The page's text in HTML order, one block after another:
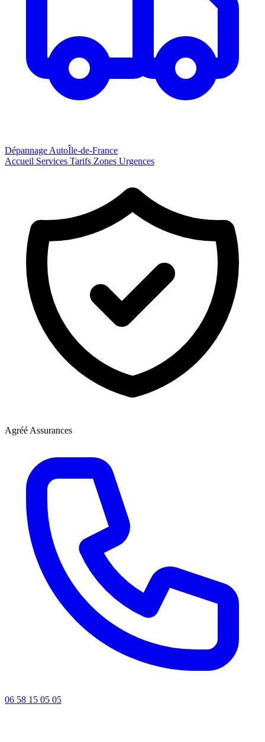
Dépannage AutoÎle-de-France
Accueil Services Tarifs Zones Urgences
Agréé Assurances
06 58 15 05 05